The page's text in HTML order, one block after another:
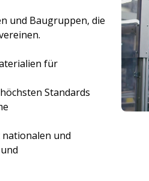
und Baugruppen, die
für
Standards
und